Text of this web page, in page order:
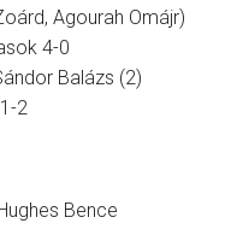
Agourah Omájr)
4-0
Balázs (2)
2
Bence